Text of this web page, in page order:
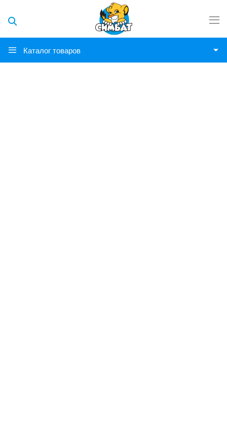
Каталог товаров